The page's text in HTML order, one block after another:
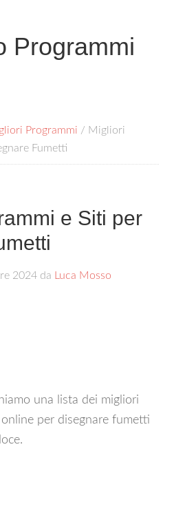
Programmi
Programmi / Migliori
Fumetti
e Siti per
2024 da Luca Mosso
una lista dei migliori
per disegnare fumetti